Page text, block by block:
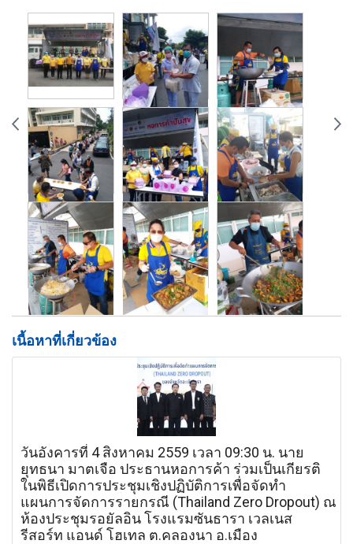
เนื้อหาที่เกี่ยวข้อง
วันอังคารที่ 4 สิงหาคม 2559 เวลา 09:30 น. นาย
ยุทธนา มาตเจือ ประธานหอการค้า ร่วมเป็นเกียรติ
ในพิธีเปิดการประชุมเชิงปฏิบัติการเพื่อจัดทำ
แผนการจัดการรายกรณี (Thailand Zero Dropout) ณ
ห้องประชุมรอยัลอิน โรงแรมซันธารา เวลเนส
รีสอร์ท แอนด์ โฮเทล ต.คลองนา อ.เมือง